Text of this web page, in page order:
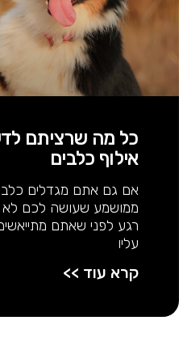
כל מה שרציתם
אילוף כלבים
אם גם אתם מגדלים כלב
ממושמע שעושה לכם לא
רגע לפני שאתם
עליו
קרא עוד >>